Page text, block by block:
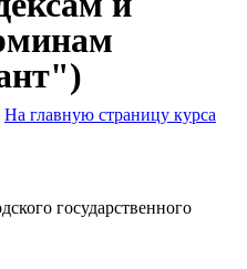
На главную страницу курса
государственного